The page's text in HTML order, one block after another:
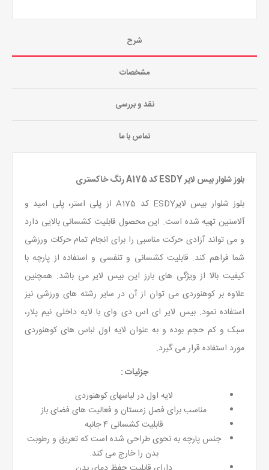
شرح
مشخصات
نقد و بررسی
تماس با ما
بلوز شلوار بیس لایر ESDY کد A175 رنگ خاکستری
بلوز شلوار بیس لایرESDY کد A175 از پلی استر، پلی امید و
آلاستین تهیه شده است. این محصول قابلیت کشسانی بالایی دارد
و می تواند آزادی حرکت مناسبی را برای انجام تمام حرکات ورزشی
شما فراهم کند. قابلیت کشسانی و تنفسی و استفاده از پارچه با
کیفیت بالا از ویژگی های بارز این بیس لایر می باشد. همچنین
علاوه بر کوهنوردی می توان از آن در سایر رشته های ورزشی نیز
استفاده نمود. بیس لایر ای اس دی وای با لایه داخلی نیم پلار،
سبک و کم حجم بوده و به عنوان لایه اول لباس های کوهنوردی
مورد استفاده قرار می گیرد.
جزئیات :
لایه اول در لباسهای کوهنوردی
مناسب برای فصل زمستان و فعالیت های فضای باز
قابلیت کشسانی 4 جانبه
جنس پارچه به نحوی طراحی شده است که تعریق و رطوبت
بدن را خارج می کند.